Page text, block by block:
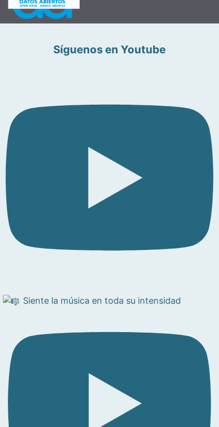
Síguenos en Youtube
Siente la música en toda su intensidad